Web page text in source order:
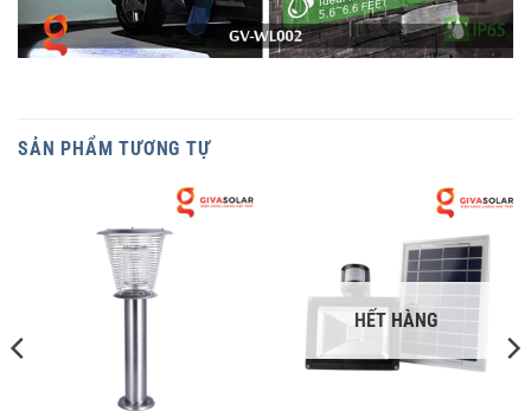
SẢN PHẨM TƯƠNG TỰ
HẾT HÀNG